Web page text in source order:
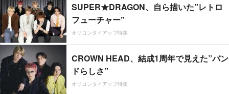
SUPER★DRAGON、自ら描いた”レトロ
フューチャー”
オリコンタイアップ特集
CROWN HEAD、結成1周年で見えた”バン
ドらしさ”
オリコンタイアップ特集